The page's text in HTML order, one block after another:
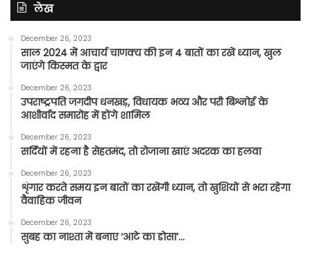
लेख
December 26, 2023
साल 2024 में आचार्य चाणक्य की इन 4 बातों का रखें ध्यान, खुल
जाएंगे किस्मत के द्वार
December 26, 2023
उपराष्ट्रपति जगदीप धनखड़, विधायक भव्य और परी बिश्नोई के
आशीर्वाद समारोह में होंगे शामिल
December 26, 2023
सर्दियों में रहना है सेहतमंद, तो रोजाना खाएं अदरक का हलवा
December 26, 2023
शृंगार करते समय इन बातों का रखेंगी ध्यान, तो खुशियों से भरा रहेगा
वैवाहिक जीवन
December 26, 2023
सुबह का नाश्ता में बनाए ‘आटे का डोसा’…